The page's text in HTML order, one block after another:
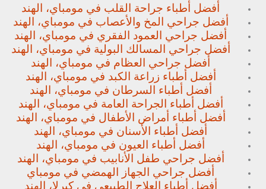
أفضل أطباء جراحة القلب في مومباي، الهند
أفضل جراحي المخ والأعصاب في مومباي، الهند
أفضل جراحي العمود الفقري في مومباي، الهند
أفضل جراحي المسالك البولية في مومباي، الهند
أفضل جراحي العظام في مومباي، الهند
أفضل أطباء زراعة الكبد في مومباي، الهند
أفضل أطباء السرطان في مومباي، الهند
أفضل أطباء الجراحة العامة في مومباي، الهند
أفضل أطباء أمراض الأطفال في مومباي، الهند
أفضل أطباء الأسنان في مومباي، الهند
أفضل أطباء العيون في مومباي، الهند
أفضل جراحي طفل الأنابيب في مومباي، الهند
أفضل جراحي الجهاز الهمضي في مومباي
أفضل أطباء العلاج الطبيعي في كيرلا، الهند